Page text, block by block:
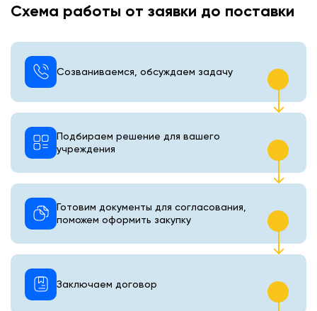
Схема работы от заявки до поставки
Созваниваемся, обсуждаем задачу
Подбираем решение для вашего
учреждения
Готовим документы для согласования,
поможем оформить закупку
Заключаем договор